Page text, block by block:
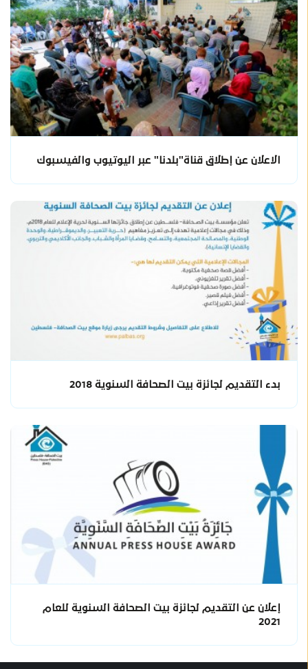
الاعلان عن إطلاق قناة"بلدنا" عبر اليوتيوب والفيسبوك
بدء التقديم لجائزة بيت الصحافة السنوية 2018
إعلان عن التقديم لجائزة بيت الصحافة السنوية للعام
2021